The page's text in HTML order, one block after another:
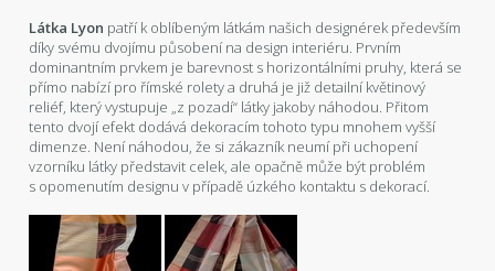
Látka Lyon patří k oblíbeným látkám našich designérek především
díky svému dvojímu působení na design interiéru. Prvním
dominantním prvkem je barevnost s horizontálními pruhy, která se
přímo nabízí pro římské rolety a druhá je již detailní květinový
reliéf, který vystupuje „z pozadí“ látky jakoby náhodou. Přitom
tento dvojí efekt dodává dekoracím tohoto typu mnohem vyšší
dimenze. Není náhodou, že si zákazník neumí při uchopení
vzorníku látky představit celek, ale opačně může být problém
s opomenutím designu v případě úzkého kontaktu s dekorací.